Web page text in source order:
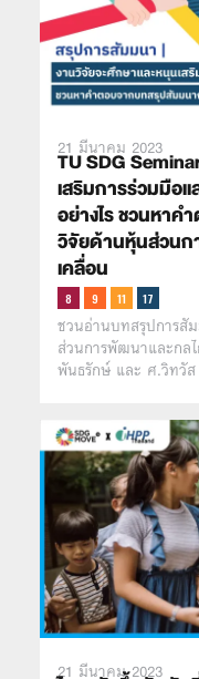
21 มีนาคม 2023
TU SDG
เสริมการร่วมมือ
อย่างไร ชวนหา
วิจัยด้านหุ้นส่วนก
เคลื่อน
ชวนอ่านบทสรุปการสั
ส่วนการพัฒนาและก
พันธรักษ์ และ ศ.วิทวั
21 มีนาคม 2023